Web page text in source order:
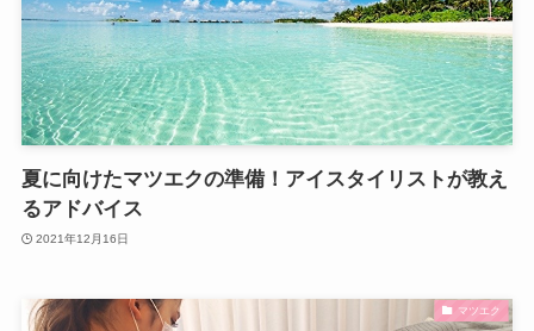
夏に向けたマツエクの準備！アイスタイリストが教え
るアドバイス
2021年12月16日
マツエク